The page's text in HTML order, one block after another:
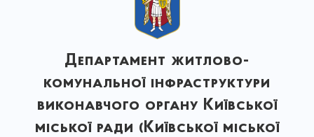
Департамент житлово-
комунальної інфраструктури
виконавчого органу Київської
міської ради (Київської міської